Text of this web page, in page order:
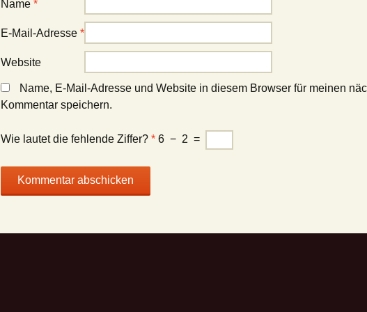
Name *
E-Mail-Adresse *
Website
Name, E-Mail-Adresse und Website in diesem Browser für meinen
Kommentar speichern.
Wie lautet die fehlende Ziffer? * 6 − 2 =